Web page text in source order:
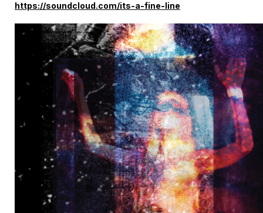
https://soundcloud.com/its-a-fine-line